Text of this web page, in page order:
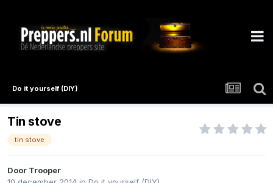
Do it yourself (DIY)
Tin stove
tin stove
Door Trooper